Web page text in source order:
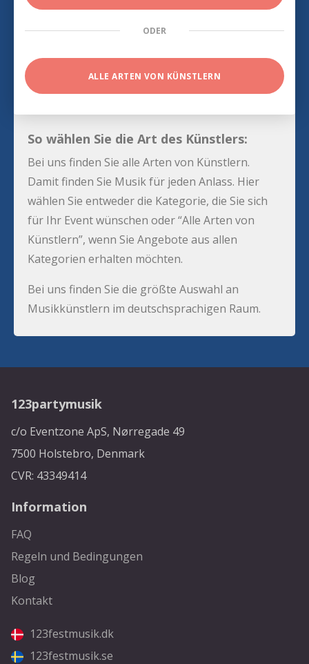
ODER
ALLE ARTEN VON KÜNSTLERN
So wählen Sie die Art des Künstlers:
Bei uns finden Sie alle Arten von Künstlern.
Damit finden Sie Musik für jeden Anlass. Hier
wählen Sie entweder die Kategorie, die Sie sich
für Ihr Event wünschen oder “Alle Arten von
Künstlern”, wenn Sie Angebote aus allen
Kategorien erhalten möchten.
Bei uns finden Sie die größte Auswahl an
Musikkünstlern im deutschsprachigen Raum.
123partymusik
c/o Eventzone ApS, Nørregade 49
7500 Holstebro, Denmark
CVR: 43349414
Information
FAQ
Regeln und Bedingungen
Blog
Kontakt
123festmusik.dk
123festmusik.se